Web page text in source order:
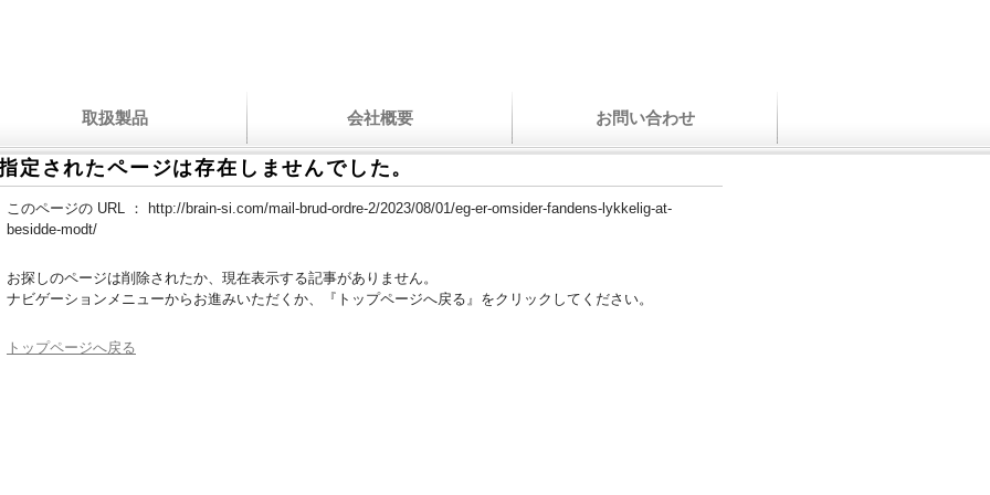
取扱製品 会社概要 お問い合わせ
定されたページは存在しませんでした。
このページの URL ：
http://brain-si.com/mail-brud-ordre-2/2023/08/01/eg-er-omsider-fandens-lykkelig-at-
besidde-modt/
お探しのページは削除されたか、現在表示する記事がありません。
ナビゲーションメニューからお進みいただくか、『トップページへ戻る』をクリックしてください。
トップページへ戻る